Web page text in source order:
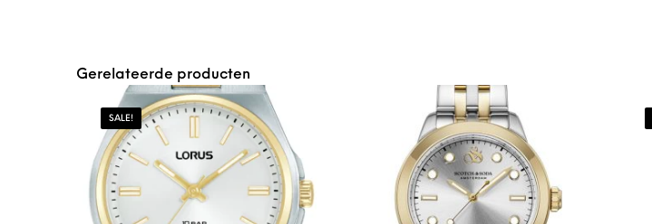
Gerelateerde producten
SALE!